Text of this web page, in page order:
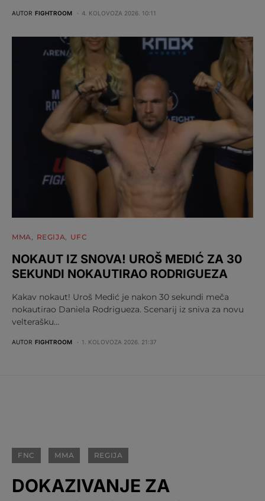
AUTOR FIGHTROOM 4. KOLOVOZA 2026. 10:11
MMA REGIJA UFC
NOKAUT IZ SNOVA! UROŠ MEDIĆ ZA 30
SEKUNDI NOKAUTIRAO RODRIGUEZA
Kakav nokaut! Uroš Medić je nakon 30 sekundi meča
nokautirao Daniela Rodrigueza. Scenarij iz sniva za novu
velterašku…
AUTOR FIGHTROOM 1. KOLOVOZA 2026. 21:37
FNC MMA REGIJA
DOKAZIVANJE ZA